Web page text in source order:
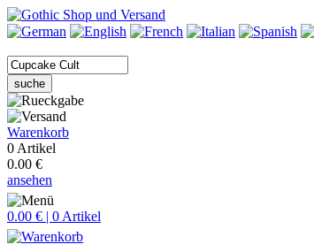
suche
Warenkorb
0 Artikel
0.00 €
ansehen
0.00 € | 0 Artikel